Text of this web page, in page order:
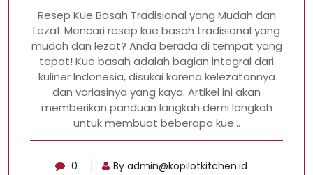
Resep Kue Basah Tradisional yang Mudah dan
Lezat Mencari resep kue basah tradisional yang
mudah dan lezat? Anda berada di tempat yang
tepat! Kue basah adalah bagian integral dari
kuliner Indonesia, disukai karena kelezatannya
dan variasinya yang kaya. Artikel ini akan
memberikan panduan langkah demi langkah
untuk membuat beberapa kue…
0 By admin@kopilotkitchen.id